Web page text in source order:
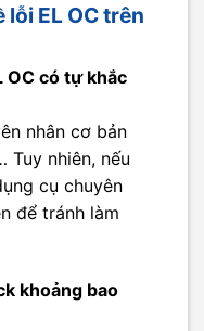
lỗi EL OC trên
OC có tự khắc
nhân cơ bản
Tuy nhiên, nếu
cụ chuyên
để tránh làm
khoảng bao